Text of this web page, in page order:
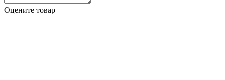
Оцените товар